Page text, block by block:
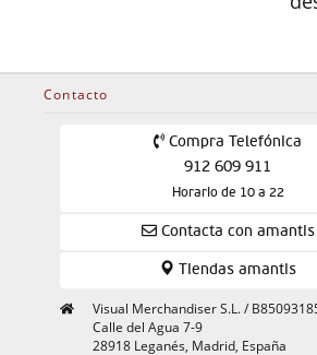
Contacto
Compra Telefónica
912 609 911
Horario de 10 a 22
Contacta con amantis
Tiendas amantis
Visual Merchandiser S.L. /
Calle del Agua 7-9
28918 Leganés, Madrid, España